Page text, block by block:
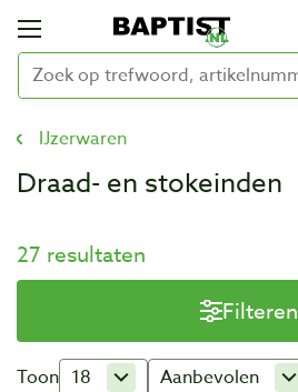
IJzerwaren
Draad- en stokeinden
27 resultaten
Filteren
Toon 18 Aanbevolen